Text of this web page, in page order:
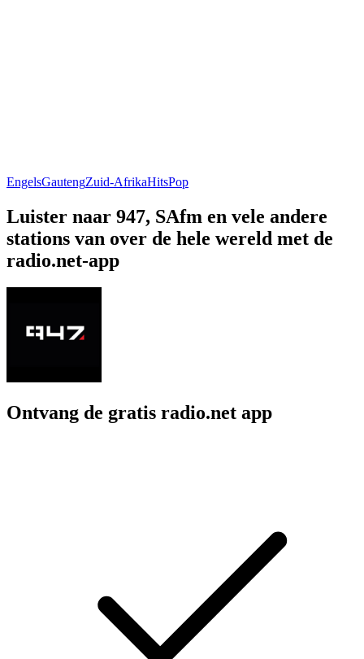
EngelsGautengZuid-AfrikaHitsPop
Luister naar 947, SAfm en vele andere
stations van over de hele wereld met de
radio.net-app
Ontvang de gratis radio.net app